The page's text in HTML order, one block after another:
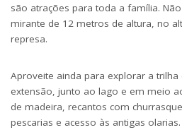
são atrações para toda a família.
mirante de 12 metros de altura, no
represa.
Aproveite ainda para explorar a
extensão, junto ao lago e em meio
de madeira, recantos com
pescarias e acesso às antigas